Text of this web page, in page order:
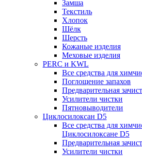
Замша
Текстиль
Хлопок
Шёлк
Шерсть
Кожаные изделия
Меховые изделия
PERC и KWL
Все средства для
Поглощение запахов
Предварительная
Усилители чистки
Пятновыводители
Циклосилоксан D5
Все средства для
Циклосилоксане D5
Предварительная
Усилители чистки